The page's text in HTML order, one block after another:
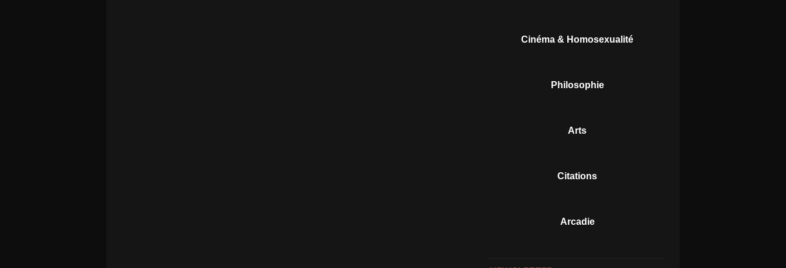
Cinéma & Homosexualité
Philosophie
Arts
Citations
Arcadie